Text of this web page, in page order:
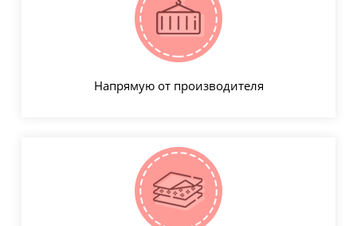
Напрямую от производителя